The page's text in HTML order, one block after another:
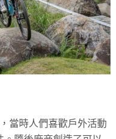
當時人們喜歡戶外活動